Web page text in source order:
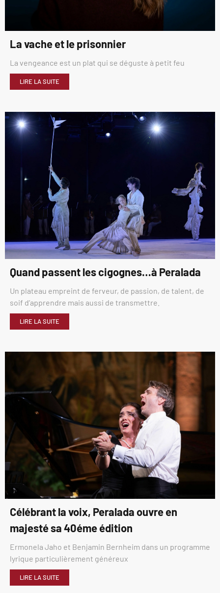
La vache et le prisonnier
La vengeance est un plat qui se déguste à petit feu
LIRE LA SUITE
Quand passent les cigognes…à Peralada
Un plateau empreint de ferveur, de passion, de talent, de
soif d’apprendre mais aussi de transmettre.
LIRE LA SUITE
Célébrant la voix, Peralada ouvre en
majesté sa 40éme édition
Ermonela Jaho et Benjamin Bernheim dans un programme
lyrique particulièrement généreux
LIRE LA SUITE